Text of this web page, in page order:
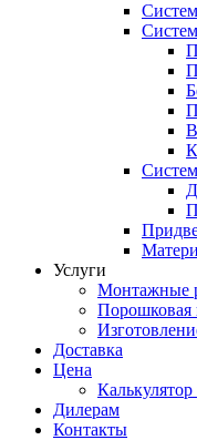
Услуги
Монтажные
Порошковая
Доставка
Цена
Калькулятор
Дилерам
Контакты